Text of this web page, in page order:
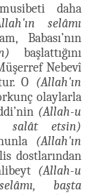
daha
selâmı
Babası’nın
başlattığını
Nebevî
O (Allah'ın
olaylarla
(Allah-u
salât etsin)
(Allah'ın
dostlarından
(Allah-u
başta